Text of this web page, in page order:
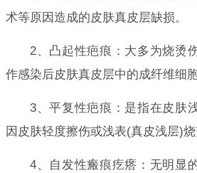
术等原因造成的皮肤真皮层缺损。
2、凸起性疤痕：大多为烧烫
作感染后皮肤真皮层中的成纤维细
3、平复性疤痕：是指在皮肤
因皮肤轻度擦伤或浅表(真皮浅层)烧
4、自发性瘢痕疙瘩：无明显